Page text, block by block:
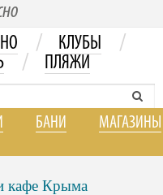
/ КЛУБЫ /
/ ПЛЯЖИ
БАНИ МАГАЗИНЫ
кафе Крыма